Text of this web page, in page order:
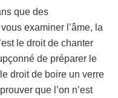
que des
examiner l’âme, la
le droit de chanter
de préparer le
droit de boire un verre
que l’on n’est